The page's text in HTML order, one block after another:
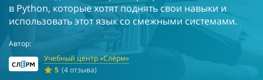
в Python, которые хотят поднять свои навыки и
использовать этот язык со смежными системами.
Автор:
Учебный центр «Слёрм»
5 (4 отзыва)